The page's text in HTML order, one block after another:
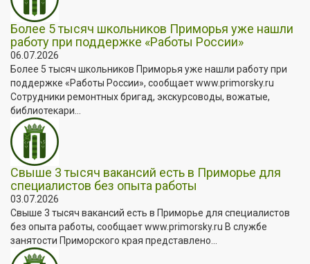
Более 5 тысяч школьников Приморья уже нашли
работу при поддержке «Работы России»
06.07.2026
Более 5 тысяч школьников Приморья уже нашли работу при
поддержке «Работы России», сообщает www.primorsky.ru
Сотрудники ремонтных бригад, экскурсоводы, вожатые,
библиотекари...
Свыше 3 тысяч вакансий есть в Приморье для
специалистов без опыта работы
03.07.2026
Свыше 3 тысяч вакансий есть в Приморье для специалистов
без опыта работы, сообщает www.primorsky.ru В службе
занятости Приморского края представлено...